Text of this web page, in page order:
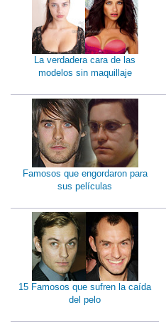
La verdadera cara de las
modelos sin maquillaje
Famosos que engordaron para
sus películas
15 Famosos que sufren la caída
del pelo